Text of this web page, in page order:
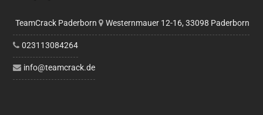
TeamCrack Paderborn Westernmauer 12-16, 33098 Paderborn
023113084264
info@teamcrack.de